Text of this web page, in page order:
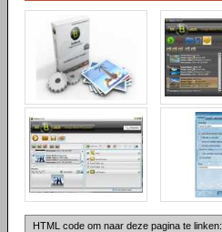
HTML code om naar deze pagina te linken: